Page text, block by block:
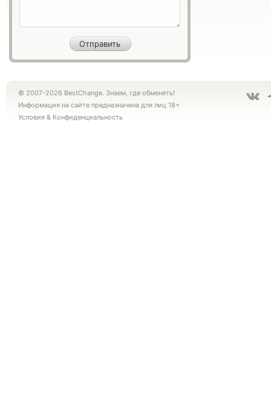
© 2007-2026 BestChange. Знаем, где обменять!
Информация на сайте предназначена для лиц 18+
Условия & Конфиденциальность